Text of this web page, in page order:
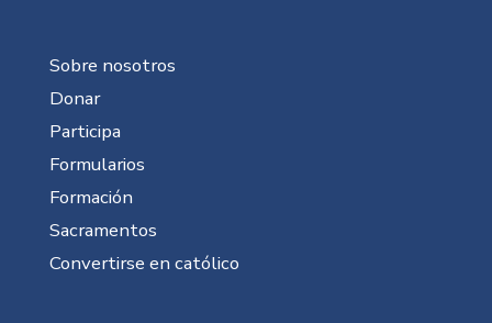
Sobre nosotros
Donar
Participa
Formularios
Formación
Sacramentos
Convertirse en católico